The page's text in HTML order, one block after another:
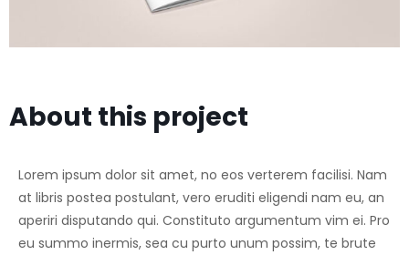
About this project
Lorem ipsum dolor sit amet, no eos verterem facilisi. Nam
at libris postea postulant, vero eruditi eligendi nam eu, an
aperiri disputando qui. Constituto argumentum vim ei. Pro
eu summo inermis, sea cu purto unum possim, te brute